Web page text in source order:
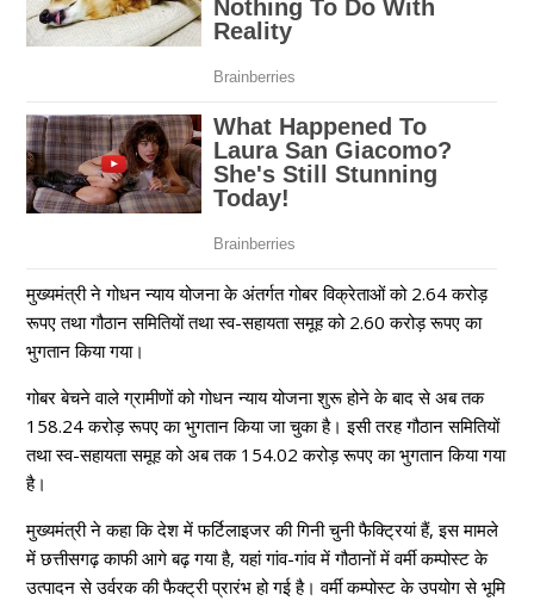
मुख्यमंत्री ने गोधन न्याय योजना के अंतर्गत गोबर विक्रेताओं को 2.64 करोड़
रूपए तथा गौठान समितियों तथा स्व-सहायता समूह को 2.60 करोड़ रूपए का
भुगतान किया गया।
गोबर बेचने वाले ग्रामीणों को गोधन न्याय योजना शुरू होने के बाद से अब तक
158.24 करोड़ रूपए का भुगतान किया जा चुका है। इसी तरह गौठान समितियों
तथा स्व-सहायता समूह को अब तक 154.02 करोड़ रूपए का भुगतान किया गया
है।
मुख्यमंत्री ने कहा कि देश में फर्टिलाइजर की गिनी चुनी फैक्ट्रियां हैं, इस मामले
में छत्तीसगढ़ काफी आगे बढ़ गया है, यहां गांव-गांव में गौठानों में वर्मी कम्पोस्ट के
उत्पादन से उर्वरक की फैक्ट्री प्रारंभ हो गई है। वर्मी कम्पोस्ट के उपयोग से भूमि